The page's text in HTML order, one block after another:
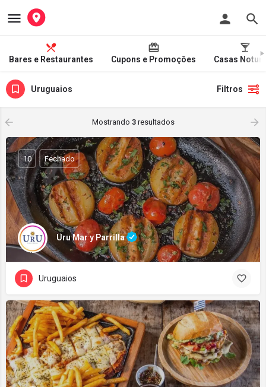
Bares e Restaurantes Cupons e Promoções Casas
Uruguaios Filtros
Mostrando 3resultados
Uru Mar y Parrilla
10 Fechado
Uruguaios